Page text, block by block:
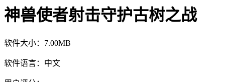
神兽使者射击守护古树之战
软件大小： 7.00MB
软件语言： 中文